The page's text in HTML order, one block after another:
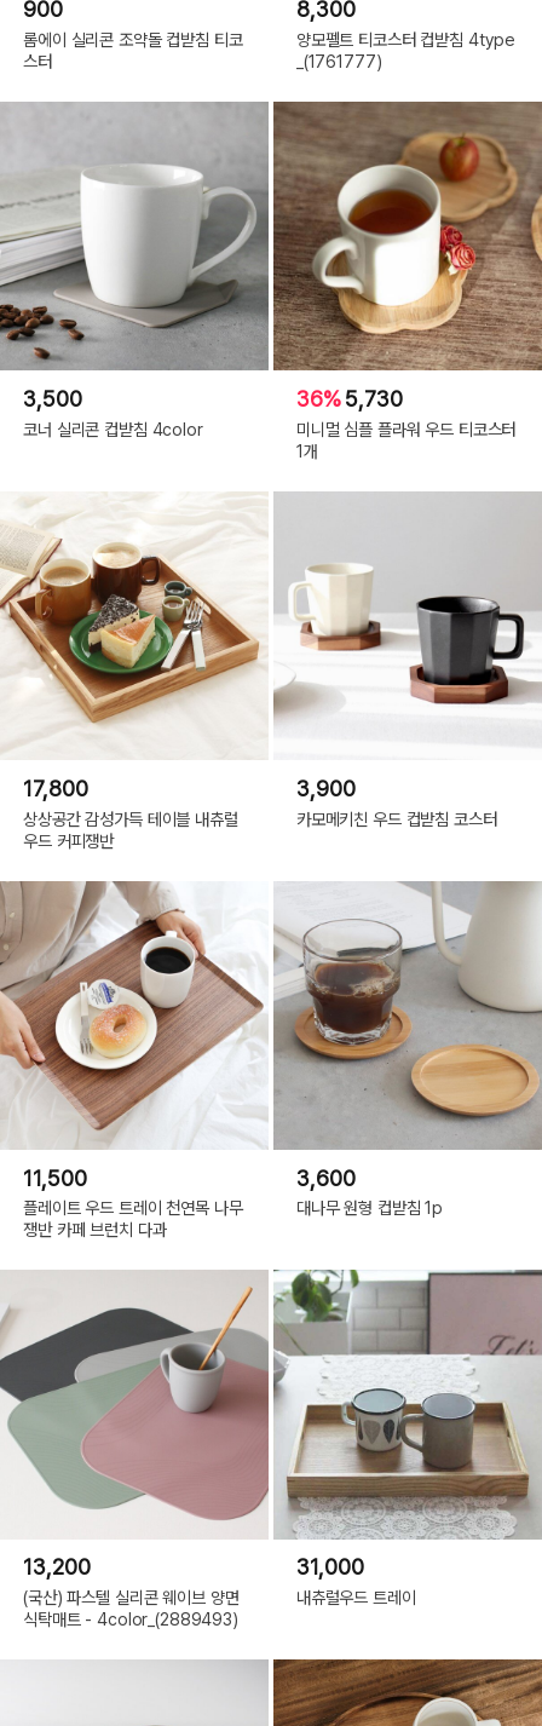
900
롬에이 실리콘 조약돌 컵받침 티코
스터
8,300
양모펠트 티코스터 컵받침 4type
_(1761777)
3,500
코너 실리콘 컵받침 4color
36%5,730
미니멀 심플 플라워 우드 티코스터
1개
17,800
상상공간 감성가득 테이블 내츄럴
우드 커피쟁반
3,900
카모메키친 우드 컵받침 코스터
11,500
플레이트 우드 트레이 천연목 나무
쟁반 카페 브런치 다과
3,600
대나무 원형 컵받침 1p
13,200
(국산) 파스텔 실리콘 웨이브 양면
식탁매트 - 4color_(2889493)
31,000
내츄럴우드 트레이